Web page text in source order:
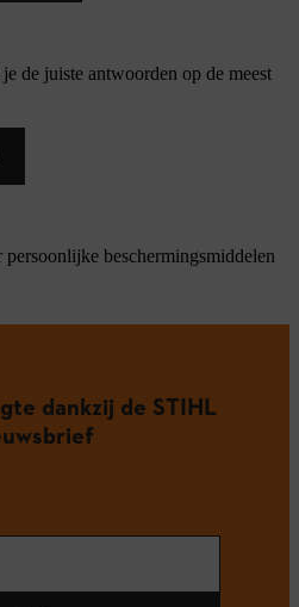
de juiste antwoorden op de meest
beschermingsmiddelen
dankzij de STIHL